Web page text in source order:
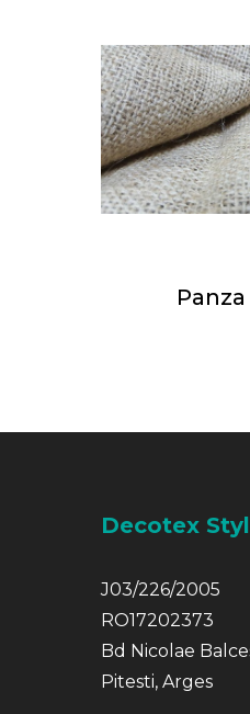
Panza
Decotex
J03/226/2005
RO17202373
Bd Nicolae
Pitesti, Arges